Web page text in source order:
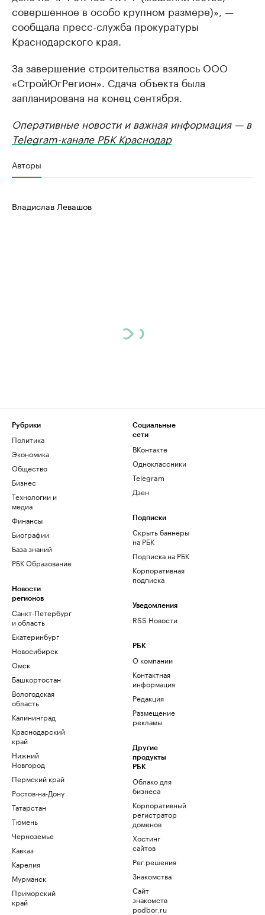
совершенное в особо крупном размере)», —
сообщала пресс-служба прокуратуры
Краснодарского края.
За завершение строительства взялось ООО
«СтройЮгРегион». Сдача объекта была
запланирована на конец сентября.
Оперативные новости и важная информация — в
Telegram-канале РБК Краснодар
Авторы
Владислав Левашов
Рубрики
Политика
Экономика
Общество
Бизнес
Технологии и
медиа
Финансы
Биографии
База знаний
РБК Образование
Новости
регионов
Санкт-Петербург
и область
Екатеринбург
Новосибирск
Омск
Башкортостан
Вологодская
область
Калининград
Краснодарский
край
Нижний
Новгород
Пермский край
Ростов-на-Дону
Татарстан
Тюмень
Черноземье
Кавказ
Карелия
Мурманск
Приморский
край
Социальные
сети
ВКонтакте
Одноклассники
Telegram
Дзен
Подписки
Скрыть баннеры
на РБК
Подписка на РБК
Корпоративная
подписка
Уведомления
RSS Новости
РБК
О компании
Контактная
информация
Редакция
Размещение
рекламы
Другие
продукты
РБК
Облако для
бизнеса
Корпоративный
регистратор
доменов
Хостинг
сайтов
Рег.решения
Знакомства
Сайт
знакомств
podbor.ru